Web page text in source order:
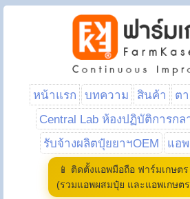
หน้าแรก บทความ สินค้า ต
Central Lab ห้องปฏิบัติการกล
รับจ้างผลิตปุ๋ยยาฯOEM
แอ
📱 ติดตั้งแอพมือถือ ฟาร์มเกษต
(รวมแอพผสมปุ๋ย และแอพเกษต